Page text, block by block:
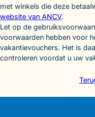
met winkels die deze
website van ANCV.
Let op de
voorwaarden hebben voor
vakantievouchers. Het is
controleren voordat u uw